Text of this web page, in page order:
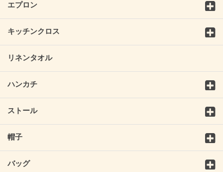
エプロン
キッチンクロス
リネンタオル
ハンカチ
ストール
帽子
バッグ